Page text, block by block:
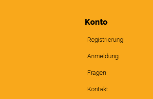
Konto
Registrierung
Anmeldung
Fragen
Kontakt